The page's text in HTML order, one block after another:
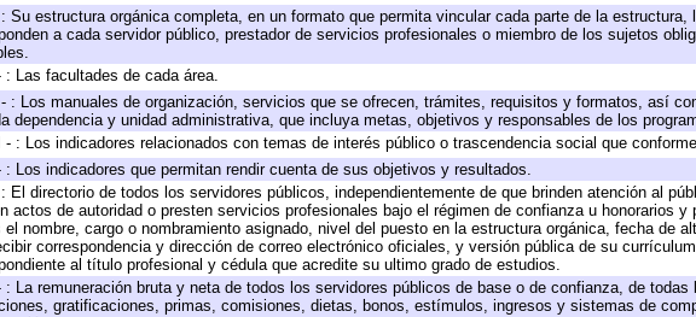
Su estructura orgánica completa, en un formato que permita vincular cada parte de la
a cada servidor público, prestador de servicios profesionales o miembro de los sujetos
: Las facultades de cada área.
: Los manuales de organización, servicios que se ofrecen, trámites, requisitos y formatos, así
dependencia y unidad administrativa, que incluya metas, objetivos y responsables de los
- : Los indicadores relacionados con temas de interés público o trascendencia social que
: Los indicadores que permitan rendir cuenta de sus objetivos y resultados.
El directorio de todos los servidores públicos, independientemente de que brinden atención al
actos de autoridad o presten servicios profesionales bajo el régimen de confianza u honorarios y
el nombre, cargo o nombramiento asignado, nivel del puesto en la estructura orgánica, fecha de
correspondencia y dirección de correo electrónico oficiales, y versión pública de su
al título profesional y cédula que acredite su ultimo grado de estudios.
: La remuneración bruta y neta de todos los servidores públicos de base o de confianza, de
gratificaciones, primas, comisiones, dietas, bonos, estímulos, ingresos y sistemas de